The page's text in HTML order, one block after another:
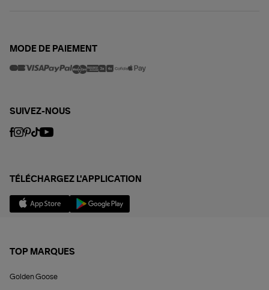
MODE DE PAIEMENT
SUIVEZ-NOUS
TÉLÉCHARGEZ L'APPLICATION
TOP MARQUES
Golden Goose